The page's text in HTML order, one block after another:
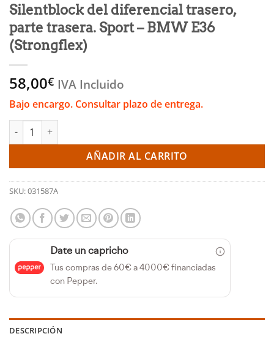
Silentblock del diferencial trasero,
parte trasera. Sport – BMW E36
(Strongflex)
58,00€ IVA Incluido
Bajo encargo. Consultar plazo de entrega.
Silentblock del diferencial trasero, parte trasera. Sport - BMW
AÑADIR AL CARRITO
SKU:031587A
Date un capricho
Tus compras de 60€ a 4000€ financiadas
con Pepper.
DESCRIPCIÓN